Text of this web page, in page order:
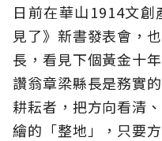
日前在華山1914文
見了》新書發表會，
長，看見下個黃金十
讚翁章梁縣長是務實
耕耘者，把方向看清
繪的「整地」，只要